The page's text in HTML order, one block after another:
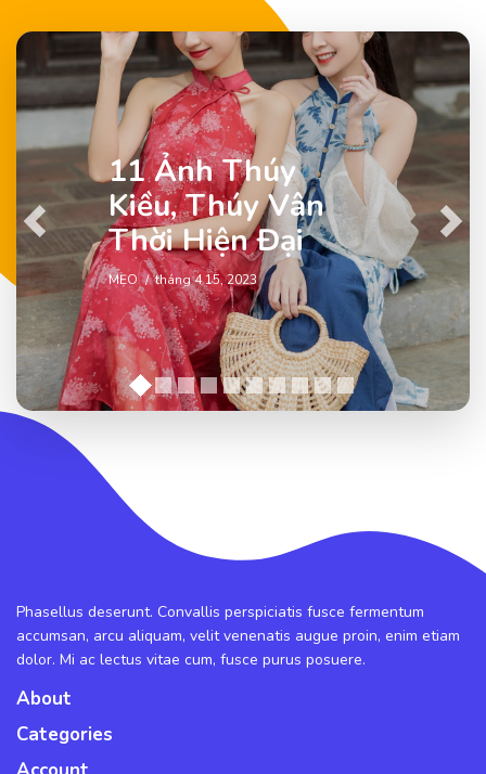
11 Ảnh Thúy
Kiều, Thúy Vân
Thời Hiện Đại
MẸO tháng 4 15, 2023
Previous Next
Phasellus deserunt. Convallis perspiciatis fusce fermentum
accumsan, arcu aliquam, velit venenatis augue proin, enim etiam
dolor. Mi ac lectus vitae cum, fusce purus posuere.
About
Categories